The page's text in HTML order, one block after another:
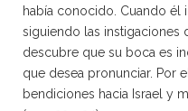
había conocido. Cuando él
siguiendo las instigaciones
descubre que su boca es
que desea pronunciar. Por
bendiciones hacia Israel y